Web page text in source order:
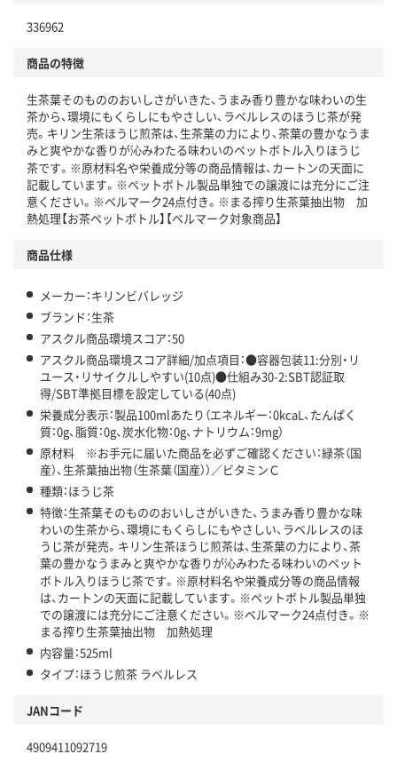
仕組
この商品の環境配慮ポイントです。下記商品詳細「
アスクル商品環境スコア詳細／加点項目
」で確認できます。
336962
商品の特徴
生茶葉そのもののおいしさがいきた、うまみ香り豊かな味わいの生
茶から、環境にもくらしにもやさしい、ラベルレスのほうじ茶が発
売。キリン生茶ほうじ煎茶は、生茶葉の力により、茶葉の豊かなうま
みと爽やかな香りが沁みわたる味わいのペットボトル入りほうじ
茶です。※原材料名や栄養成分等の商品情報は、カートンの天面に
記載しています。※ペットボトル製品単独での譲渡には充分にご注
意ください。※ベルマーク24点付き。※まる搾り生茶葉抽出物 加
熱処理【お茶ペットボトル】【ベルマーク対象商品】
商品仕様
メーカー：キリンビバレッジ
ブランド：生茶
アスクル商品環境スコア：50
アスクル商品環境スコア詳細/加点項目：●容器包装11:分別・リ
ユース・リサイクルしやすい(10点)●仕組み30-2:SBT認証取
得/SBT準拠目標を設定している(40点)
栄養成分表示：製品100mlあたり（エネルギー：0kcaL、たんぱく
質：0g、脂質：0g、炭水化物：0g、ナトリウム：9mg）
原材料 ※お手元に届いた商品を必ずご確認ください：緑茶（国
産）、生茶葉抽出物（生茶葉（国産））／ビタミンＣ
種類：ほうじ茶
特徴：生茶葉そのもののおいしさがいきた、うまみ香り豊かな味
わいの生茶から、環境にもくらしにもやさしい、ラベルレスのほ
うじ茶が発売。キリン生茶ほうじ煎茶は、生茶葉の力により、茶
葉の豊かなうまみと爽やかな香りが沁みわたる味わいのペット
ボトル入りほうじ茶です。※原材料名や栄養成分等の商品情報
は、カートンの天面に記載しています。※ペットボトル製品単独
での譲渡には充分にご注意ください。※ベルマーク24点付き。※
まる搾り生茶葉抽出物 加熱処理
内容量：525ml
タイプ：ほうじ煎茶 ラベルレス
JANコード
4909411092719